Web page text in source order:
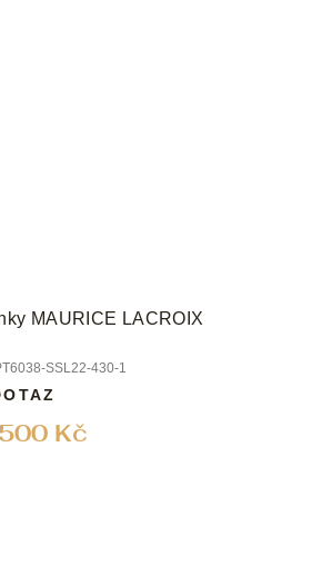
MAURICE LACROIX
SSL22-430-1
Kč